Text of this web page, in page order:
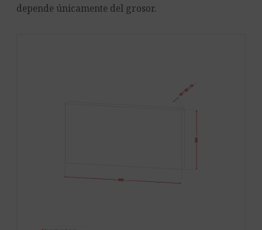
depende únicamente del grosor.